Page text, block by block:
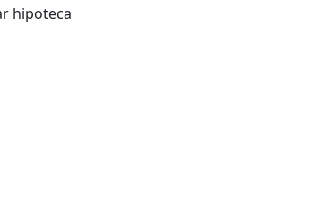
hipoteca